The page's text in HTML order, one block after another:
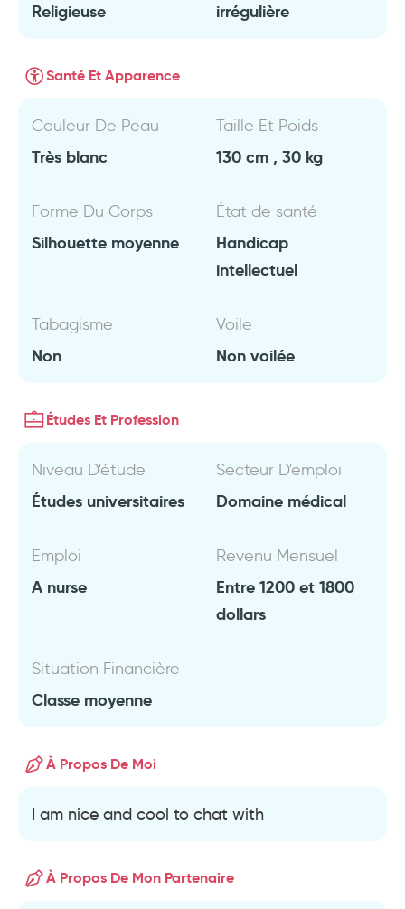
Religieuse
irrégulière
Santé Et Apparence
Couleur De Peau
Très blanc
Taille Et Poids
130 cm , 30 kg
Forme Du Corps
Silhouette moyenne
État de santé
Handicap
intellectuel
Tabagisme
Non
Voile
Non voilée
Études Et Profession
Niveau D'étude
Études universitaires
Secteur D'emploi
Domaine médical
Emploi
A nurse
Revenu Mensuel
Entre 1200 et 1800
dollars
Situation Financière
Classe moyenne
À Propos De Moi
I am nice and cool to chat with
À Propos De Mon Partenaire